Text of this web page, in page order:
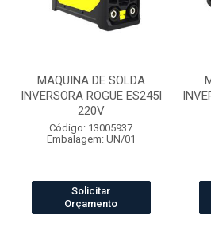
MAQUINA DE SOLDA
INVERSORA ROGUE ES245I
220V
Código: 13005937
Embalagem: UN/01
Solicitar
Orçamento